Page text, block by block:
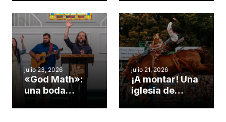
Cary se
convirtió en un
insólito campo
misionero te
cuento
obra de Dios
durante la
Semana
ServeNC
julio 23, 2026
«God Math»:
una boda
julio 21, 2026
¡A montar! Una
iglesia de